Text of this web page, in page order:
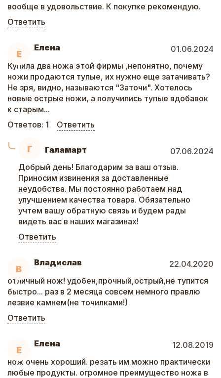
вообще в удовольствие. К покупке рекомендую.
Ответить
Е
Елена
01.06.2024
Купила два ножа этой фирмы ,непонятно, почему
ножи продаются тупые, их нужно еще затачивать?
Не зря, видно, называются "Заточи". Хотелось
новые острые ножи, а получились тупые вдобавок
к старым...
Ответов: 1 Ответить
Г Галамарт
07.06.2024
Добрый день! Благодарим за ваш отзыв.
Приносим извинения за доставленные
неудобства. Мы постоянно работаем над
улучшением качества товара. Обязательно
учтем вашу обратную связь и будем рады
видеть вас в наших магазинах!
Ответить
В
Владислав
22.04.2020
отличный нож! удобен,прочный,острый,не тупится
быстро... раз в 2 месяца совсем немного правлю
лезвие камнем(не точилками!)
Ответить
Е
Елена
12.08.2019
нож очень хороший. резать им можно практически
любые продукты. огромное преимущество ножа в